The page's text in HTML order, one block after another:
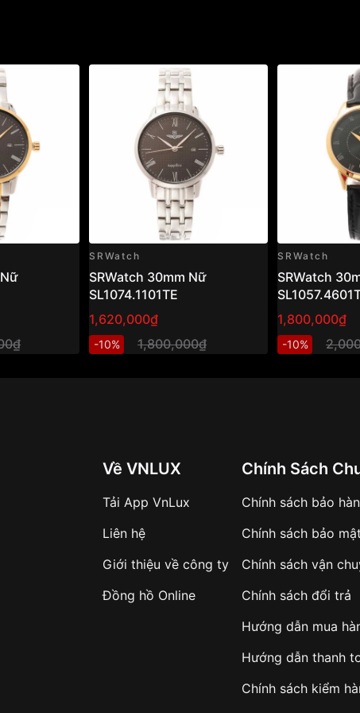
SRWatch
SRWatch 30mm Nữ
SL1074.1101TE
1,620,000₫
-10% 1,800,000₫
SRWatch
SRWatch
1,800,000₫
-10%
Về VNLUX
Tải App VnLux
Liên hệ
Giới thiệu về công ty
Đồng hồ Online
Chính Sách
Chính sách bảo
Chính sách bảo mật
Chính sách vận
Chính sách đổi trả
Hướng dẫn mua
Hướng dẫn thanh
Chính sách kiểm